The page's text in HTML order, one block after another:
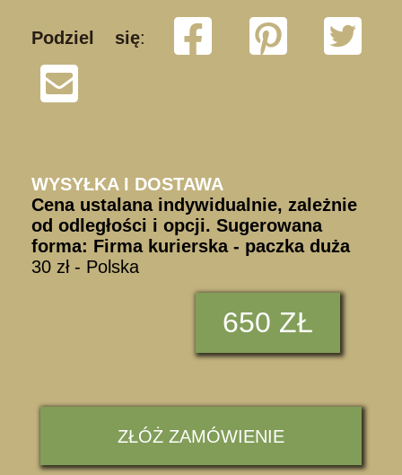
Podziel się:
WYSYŁKA I DOSTAWA
Cena ustalana indywidualnie, zależnie
od odległości i opcji. Sugerowana
forma: Firma kurierska - paczka duża
30 zł - Polska
650 ZŁ
ZŁÓŻ ZAMÓWIENIE